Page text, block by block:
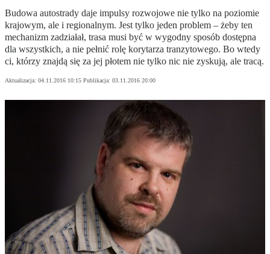
Budowa autostrady daje impulsy rozwojowe nie tylko na poziomie
krajowym, ale i regionalnym. Jest tylko jeden problem – żeby ten
mechanizm zadziałał, trasa musi być w wygodny sposób dostępna
dla wszystkich, a nie pełnić rolę korytarza tranzytowego. Bo wtedy
ci, którzy znajdą się za jej płotem nie tylko nic nie zyskują, ale tracą.
Aktualizacja: 04.11.2016 10:15 Publikacja: 03.11.2016 20:00